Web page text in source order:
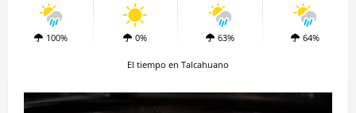
100% 0% 63% 64%
El tiempo en Talcahuano